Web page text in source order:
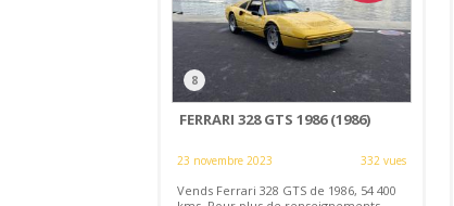
8
FERRARI 328 GTS 1986 (1986)
23 novembre 2023 332 vues
Vends Ferrari 328 GTS de 1986, 54 400